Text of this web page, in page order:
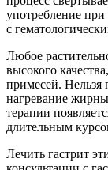
употребление
с
Любое
высокого
примесей. Нельзя
нагревание
терапии
длительным
Лечить гастрит